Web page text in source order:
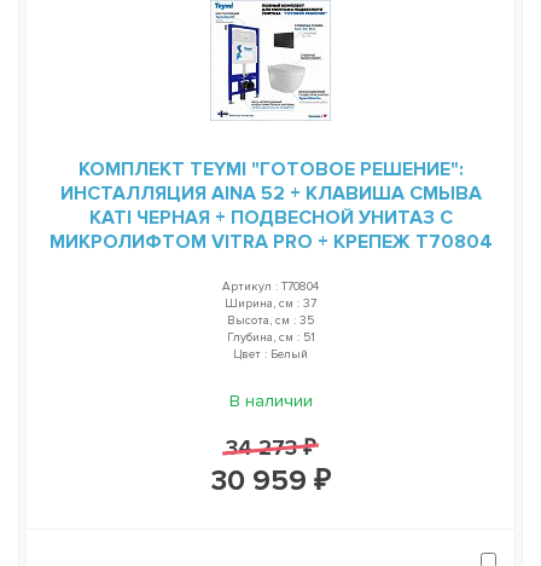
КОМПЛЕКТ TEYMI "ГОТОВОЕ РЕШЕНИЕ":
ИНСТАЛЛЯЦИЯ AINA 52 + КЛАВИША СМЫВА
KATI ЧЕРНАЯ + ПОДВЕСНОЙ УНИТАЗ С
МИКРОЛИФТОМ VITRA PRO + КРЕПЕЖ T70804
Артикул : T70804
Ширина, см : 37
Высота, см : 35
Глубина, см : 51
Цвет : Белый
В наличии
34 273 ₽
30 959 ₽